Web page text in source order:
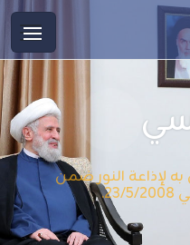
لإذاعة النور ضمن